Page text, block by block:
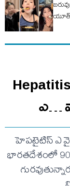
ఎ…
హెపటైటిస్ ఎ
భారతదేశంలో